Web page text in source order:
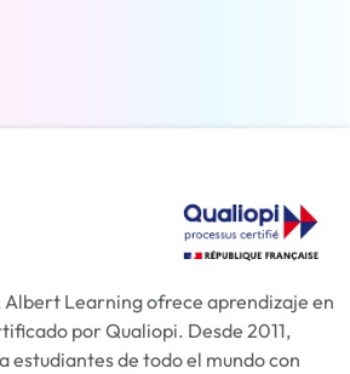
Albert Learning ofrece aprendizaje en
por Qualiopi. Desde 2011,
estudiantes de todo el mundo con